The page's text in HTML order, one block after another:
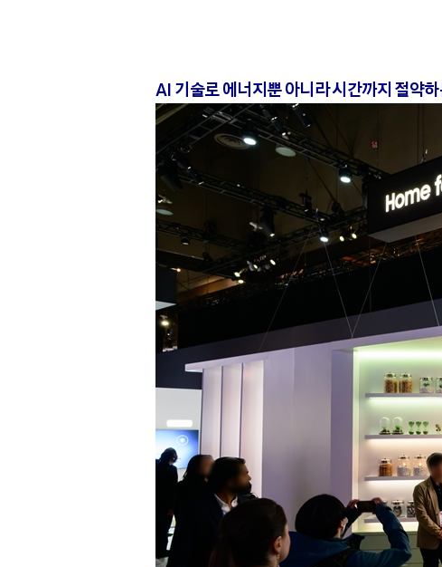
AI 기술로 에너지뿐 아니라 시간까지 절